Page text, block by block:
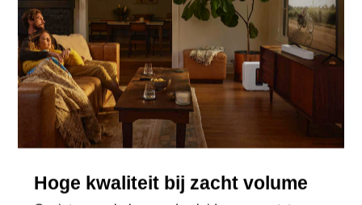
Hoge kwaliteit bij zacht volume